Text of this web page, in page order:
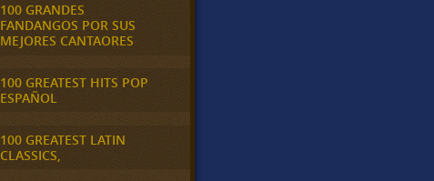
100 GRANDES
FANDANGOS POR SUS
MEJORES CANTAORES
100 GREATEST HITS POP
ESPAÑOL
100 GREATEST LATIN
CLASSICS,